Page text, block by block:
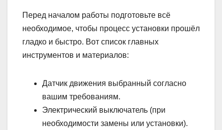
Перед началом работы подготовьте всё
необходимое, чтобы процесс установки прошёл
гладко и быстро. Вот список главных
инструментов и материалов:
Датчик движения выбранный согласно
вашим требованиям.
Электрический выключатель (при
необходимости замены или установки).